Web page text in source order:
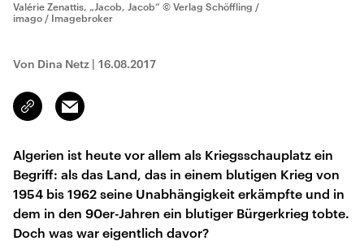
Valérie Zenattis, „Jacob, Jacob“ © Verlag Schöffling /
imago / Imagebroker
Von Dina Netz | 16.08.2017
Link
kopieren/teilen
Email
Algerien ist heute vor allem als Kriegsschauplatz ein
Begriff: als das Land, das in einem blutigen Krieg von
1954 bis 1962 seine Unabhängigkeit erkämpfte und in
dem in den 90er-Jahren ein blutiger Bürgerkrieg tobte.
Doch was war eigentlich davor?